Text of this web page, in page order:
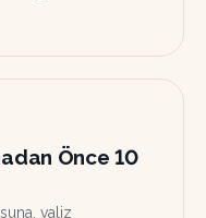
Önce 10
valiz